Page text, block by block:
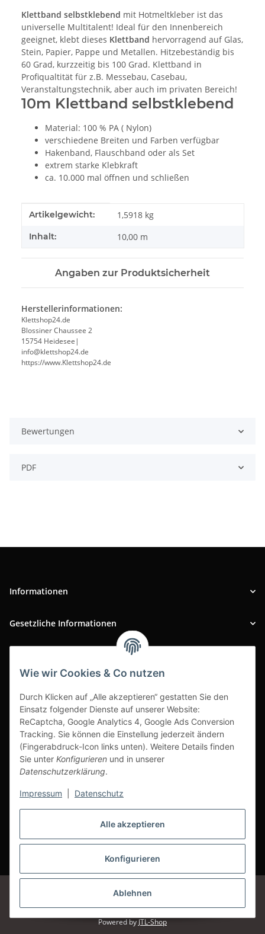
Alle akzeptieren
Konfigurieren
Ablehnen
Wie wir Cookies & Co nutzen
Durch Klicken auf „Alle akzeptieren“ gestatten Sie den
Einsatz folgender Dienste auf unserer Website:
ReCaptcha, Google Analytics 4, Google Ads Conversion
Tracking. Sie können die Einstellung jederzeit ändern
(Fingerabdruck-Icon links unten). Weitere Details finden
Sie unter Konfigurieren und in unserer
Datenschutzerklärung.
Impressum Datenschutz
Klettband selbstklebend mit Hotmeltkleber ist das
universelle Multitalent! Ideal für den Innenbereich
geeignet, klebt dieses Klettband hervorragend auf Glas,
Stein, Papier, Pappe und Metallen. Hitzebeständig bis
60 Grad, kurzzeitig bis 100 Grad. Klettband in
Profiqualtität für z.B. Messebau, Casebau,
Veranstaltungstechnik, aber auch im privaten Bereich!
10m Klettband selbstklebend
Material: 100 % PA ( Nylon)
verschiedene Breiten und Farben verfügbar
Hakenband, Flauschband oder als Set
extrem starke Klebkraft
ca. 10.000 mal öffnen und schließen
Produkteigenschaft
Wert
Artikelgewicht: 1,5918 kg
Inhalt: 10,00 m
Angaben zur Produktsicherheit
Herstellerinformationen:
Klettshop24.de
Blossiner Chaussee 2
15754 Heidesee|
info@klettshop24.de
https://www.Klettshop24.de
Bewertungen
PDF
Informationen
Gesetzliche Informationen
Vertrag widerrufen
* Alle Preise inkl. gesetzlicher USt., zzgl.Versand
Google Analytics deaktivieren Status: Opt-Out-Cookie ist nicht gesetzt
© Klettshop24.de
Powered by JTL-Shop